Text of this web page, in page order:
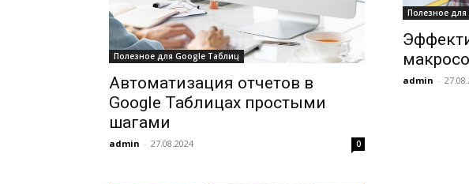
Полезное для Google Таблиц
Автоматизация отчетов в
Google Таблицах простыми
шагами
admin - 27.08.2024 0
Полезное
admin -